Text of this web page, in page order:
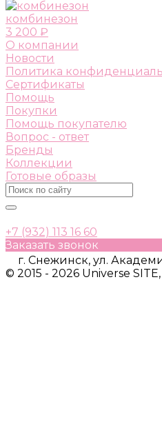
комбинезон
3 200 ₽
О компании
Новости
Политика
Сертификаты
Помощь
Покупки
Помощь покупателю
Вопрос - ответ
Бренды
Коллекции
Готовые образы
+7 (932) 113 16 60
Заказать звонок
г. Снежинск, ул.
© 2015 - 2026 Universe